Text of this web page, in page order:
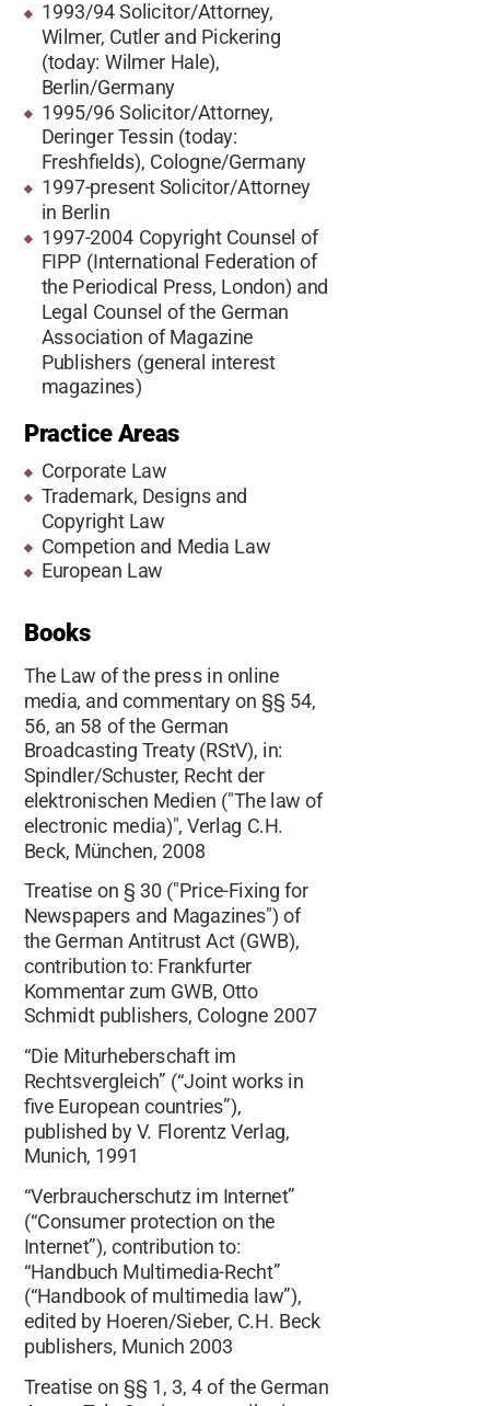
1993/94 Solicitor/Attorney,
Wilmer, Cutler and Pickering
(today: Wilmer Hale),
Berlin/Germany
1995/96 Solicitor/Attorney,
Deringer Tessin (today:
Freshfields), Cologne/Germany
1997-present Solicitor/Attorney
in Berlin
1997-2004 Copyright Counsel of
FIPP (International Federation of
the Periodical Press, London) and
Legal Counsel of the German
Association of Magazine
Publishers (general interest
magazines)
Practice Areas
Corporate Law
Trademark, Designs and
Copyright Law
Competion and Media Law
European Law
Books
The Law of the press in online
media, and commentary on §§ 54,
56, an 58 of the German
Broadcasting Treaty (RStV), in:
Spindler/Schuster, Recht der
elektronischen Medien ("The law of
electronic media)", Verlag C.H.
Beck, München, 2008
Treatise on § 30 ("Price-Fixing for
Newspapers and Magazines") of
the German Antitrust Act (GWB),
contribution to: Frankfurter
Kommentar zum GWB, Otto
Schmidt publishers, Cologne 2007
“Die Miturheberschaft im
Rechtsvergleich” (“Joint works in
five European countries”),
published by V. Florentz Verlag,
Munich, 1991
“Verbraucherschutz im Internet”
(“Consumer protection on the
Internet”), contribution to:
“Handbuch Multimedia-Recht”
(“Handbook of multimedia law”),
edited by Hoeren/Sieber, C.H. Beck
publishers, Munich 2003
Treatise on §§ 1, 3, 4 of the German